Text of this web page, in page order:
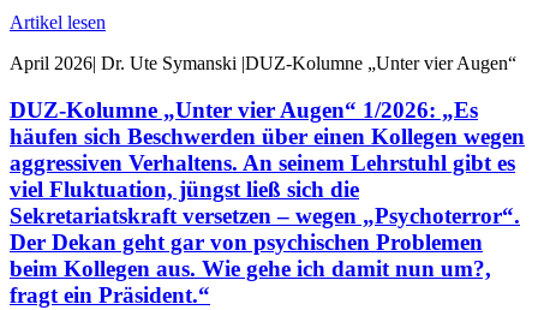
Artikel lesen
April 2026| Dr. Ute Symanski |DUZ-Kolumne „Unter vier Augen“
DUZ-Kolumne „Unter vier Augen“ 1/2026: „Es
häufen sich Beschwerden über einen Kollegen wegen
aggressiven Verhaltens. An seinem Lehrstuhl gibt es
viel Fluktuation, jüngst ließ sich die
Sekretariatskraft versetzen – wegen „Psychoterror“.
Der Dekan geht gar von psychischen Problemen
beim Kollegen aus. Wie gehe ich damit nun um?,
fragt ein Präsident.“